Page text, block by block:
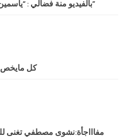
بالفيديو منة فضالي : “ياسمين صبري ممثلة ضعيفة وبتشتري الشهرة”
كل مايخص
مفاااجأة:نشوى مصطفي تغنى